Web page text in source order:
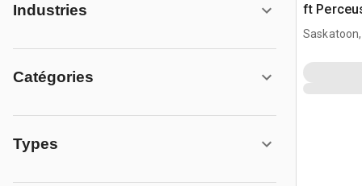
Industries
Catégories
Types
ft
Saskatoon,